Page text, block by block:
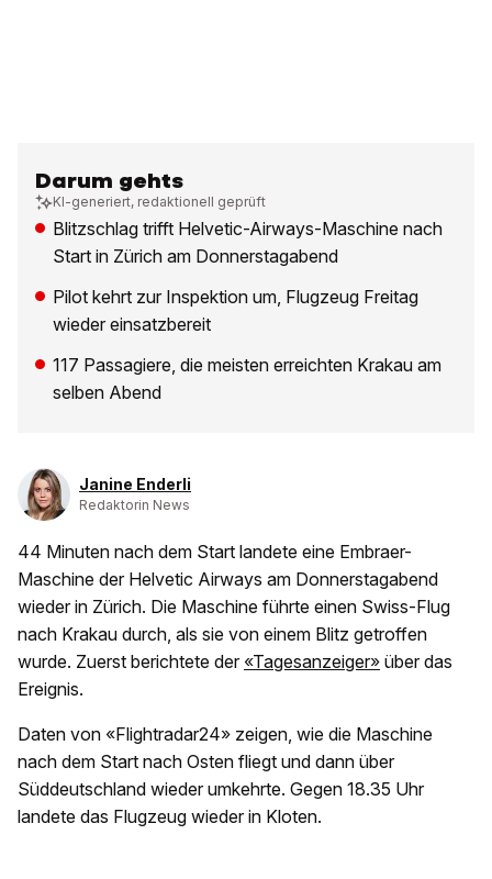
Darum gehts
KI-generiert, redaktionell geprüft
Blitzschlag trifft Helvetic-Airways-Maschine nach
Start in Zürich am Donnerstagabend
Pilot kehrt zur Inspektion um, Flugzeug Freitag
wieder einsatzbereit
117 Passagiere, die meisten erreichten Krakau am
selben Abend
Janine Enderli
Redaktorin News
44 Minuten nach dem Start landete eine Embraer-
Maschine der Helvetic Airways am Donnerstagabend
wieder in Zürich. Die Maschine führte einen Swiss-Flug
nach Krakau durch, als sie von einem Blitz getroffen
wurde. Zuerst berichtete der «Tagesanzeiger» über das
Ereignis.
Daten von «Flightradar24» zeigen, wie die Maschine
nach dem Start nach Osten fliegt und dann über
Süddeutschland wieder umkehrte. Gegen 18.35 Uhr
landete das Flugzeug wieder in Kloten.